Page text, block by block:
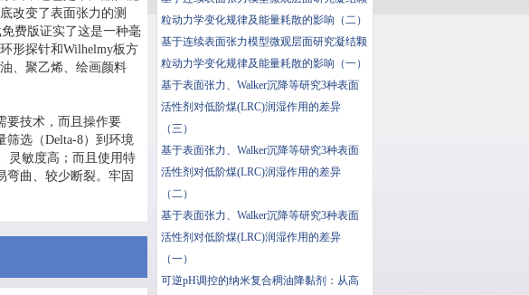
底改变了表面张力的测
免费版证实了这是一种毫
环形探针和Wilhelmy板方
、聚乙烯、绘画颜料
技术，而且操作要
量筛选（Delta-8）到环境
敏度高；而且使用特
曲、较少断裂。牢固
粒动力学变化规律及能量耗散的影响（二）
基于连续表面张力模型微观层面研究凝结颗
粒动力学变化规律及能量耗散的影响（一）
基于表面张力、Walker沉降等研究3种表面
活性剂对低阶煤(LRC)润湿作用的差异
（三）
基于表面张力、Walker沉降等研究3种表面
活性剂对低阶煤(LRC)润湿作用的差异
（二）
基于表面张力、Walker沉降等研究3种表面
活性剂对低阶煤(LRC)润湿作用的差异
（一）
可逆pH调控的纳米复合稠油降黏剂：从高